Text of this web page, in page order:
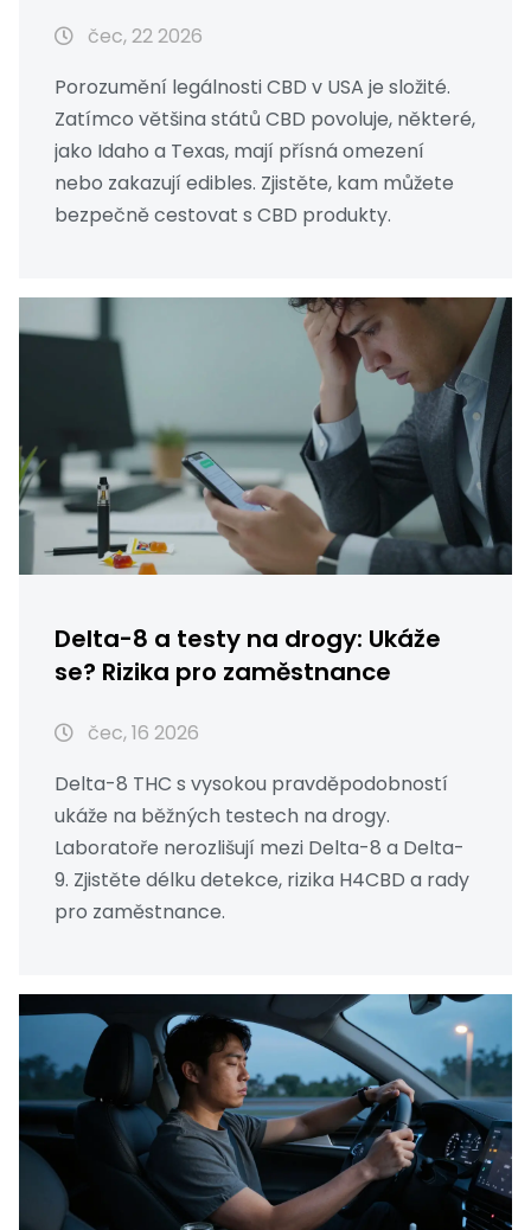
čec, 22 2026
Porozumění legálnosti CBD v USA je složité.
Zatímco většina států CBD povoluje, některé,
jako Idaho a Texas, mají přísná omezení
nebo zakazují edibles. Zjistěte, kam můžete
bezpečně cestovat s CBD produkty.
Delta-8 a testy na drogy: Ukáže
se? Rizika pro zaměstnance
čec, 16 2026
Delta-8 THC s vysokou pravděpodobností
ukáže na běžných testech na drogy.
Laboratoře nerozlišují mezi Delta-8 a Delta-
9. Zjistěte délku detekce, rizika H4CBD a rady
pro zaměstnance.